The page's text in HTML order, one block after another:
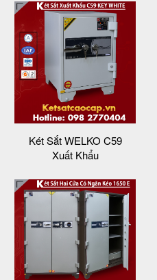
Két Sắt WELKO C59
Xuất Khẩu